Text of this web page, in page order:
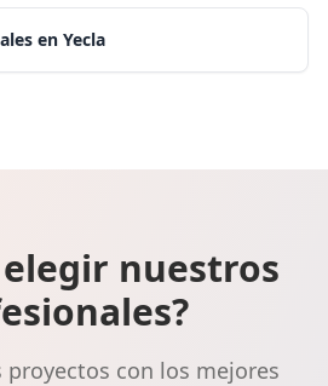
en Yecla
nuestros
proyectos con los mejores